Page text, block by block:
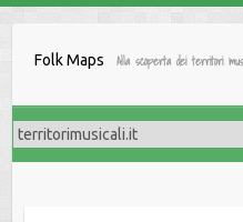
Folk Maps Alla scoperta dei territori